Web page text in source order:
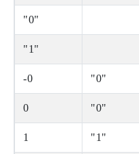
"0"
"1"
-0 "0"
0 "0"
1 "1"